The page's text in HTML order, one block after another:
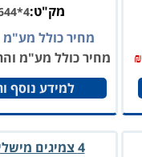
₪
מק"ט:
מחיר כולל מע"מ
מחיר כולל מע"מ
למידע נוסף
4 צמיגים